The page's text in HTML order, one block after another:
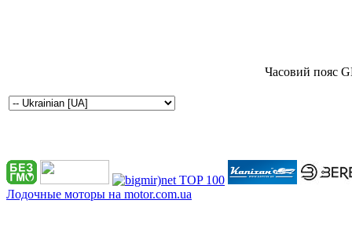
Часовий пояс
Лодочные моторы на motor.com.ua